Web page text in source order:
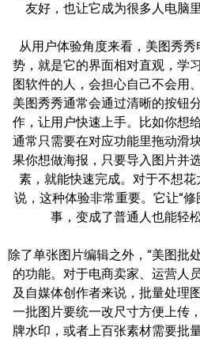
友好，也让它成为很多人电脑
从用户体验角度来看，美图秀
势，就是它的界面相对直观，学
图软件的人，会担心自己不会用
美图秀秀通常会通过清晰的按钮
作，让用户快速上手。比如你想
通常只需要在对应功能里拖动滑
果你想做海报，只要导入图片并
素，就能快速完成。对于不想
说，这种体验非常重要。它让“
事，变成了普通人也能轻
除了单张图片编辑之外，“美图批
的功能。对于电商卖家、运营人
及自媒体创作者来说，批量处理
一批图片要统一改尺寸方便上传
牌水印，或者上百张素材需要批